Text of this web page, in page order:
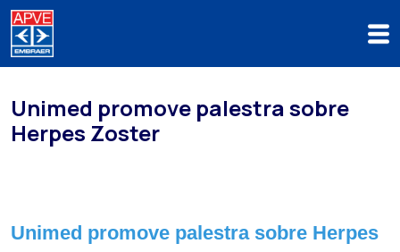
Unimed promove palestra sobre
Herpes Zoster
Unimed promove palestra sobre Herpes